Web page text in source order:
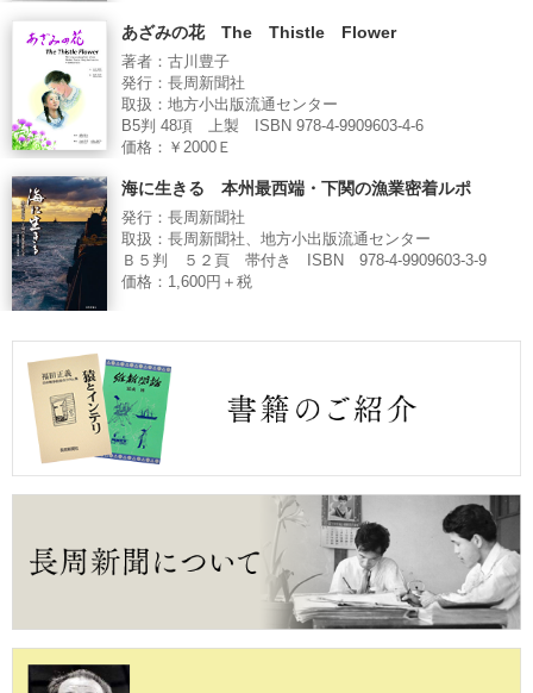
あざみの花 The Thistle Flower
著者：古川豊子
発行：長周新聞社
取扱：地方小出版流通センター
B5判 48項 上製 ISBN 978-4-9909603-4-6
価格：￥2000Ｅ
海に生きる 本州最西端・下関の漁業密着ルポ
発行：長周新聞社
取扱：長周新聞社、地方小出版流通センター
Ｂ５判 ５２頁 帯付き ISBN 978-4-9909603-3-9
価格：1,600円＋税